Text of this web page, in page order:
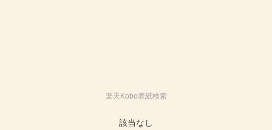
楽天Kobo表紙検索